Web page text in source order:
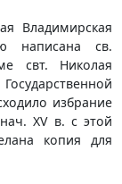
Владимирская
написана св.
свт. Николая
избрание
XV в. с этой
копия для